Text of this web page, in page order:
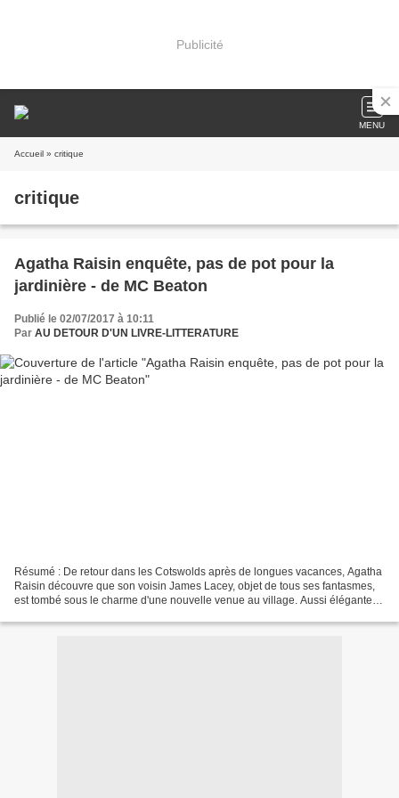
Publicité
MENU
Accueil » critique
critique
Agatha Raisin enquête, pas de pot pour la
jardinière - de MC Beaton
Publié le 02/07/2017 à 10:11
Par AU DETOUR D'UN LIVRE-LITTERATURE
Résumé : De retour dans les Cotswolds après de longues vacances, Agatha
Raisin découvre que son voisin James Lacey, objet de tous ses fantasmes,
est tombé sous le charme d'une nouvelle venue au village. Aussi élégante